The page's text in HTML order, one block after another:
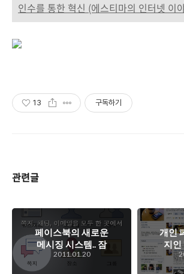
인수를 통한 혁신 (에스티마의 인터넷 이
13 구독하기
관련글
페이스북의 새로운
메시징 시스템.. 잠
깐 간을 봤다능..
2011.01.20
개인
지인
모